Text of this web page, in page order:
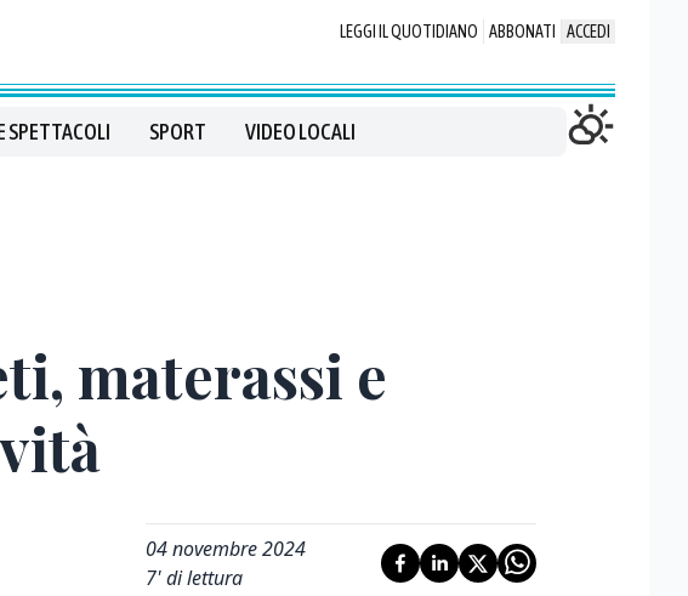
LEGGI IL QUOTIDIANO ABBONATI ACCEDI
SPETTACOLI SPORT VIDEO LOCALI
materassi e
04 novembre 2024
7' di lettura